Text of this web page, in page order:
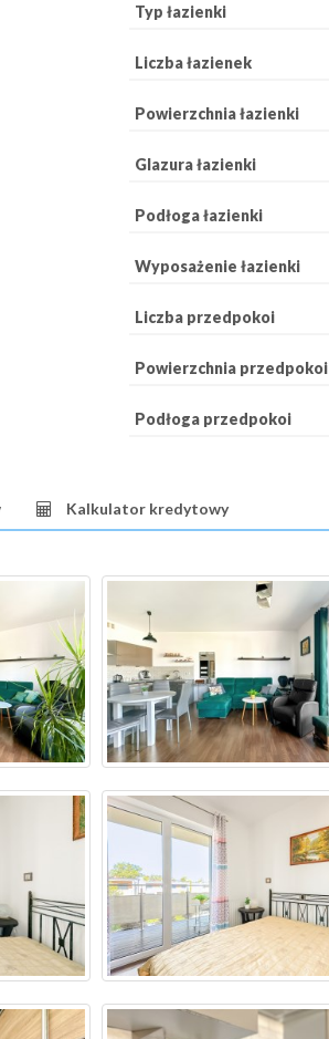
Typ łazienki
Liczba łazienek
Powierzchnia łazienki
Glazura łazienki
Podłoga łazienki
Wyposażenie łazienki
Liczba przedpokoi
Powierzchnia przedpokoi
Podłoga przedpokoi
Kalkulator kredytowy